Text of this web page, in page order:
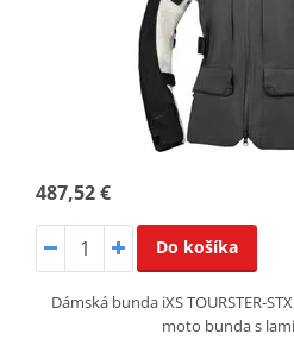
487,52 €
Do košíka
Dámská bunda iXS
moto bunda s